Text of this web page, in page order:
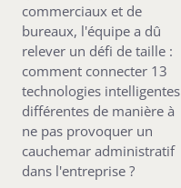
commerciaux et de
bureaux, l'équipe a dû
relever un défi de taille :
comment connecter 13
technologies intelligentes
différentes de manière à
ne pas provoquer un
cauchemar administratif
dans l'entreprise ?